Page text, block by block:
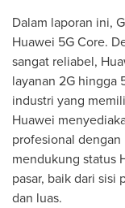
Dalam laporan ini,
Huawei 5G Core.
sangat reliabel,
layanan 2G hingga
industri yang
Huawei
profesional
mendukung status
pasar, baik dari sisi
dan luas.